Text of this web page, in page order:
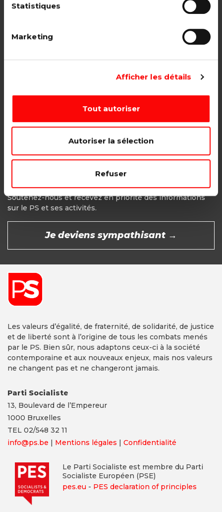
Statistiques
Marketing
Afficher les détails
Tout autoriser
Autoriser la sélection
Refuser
Adhésion étudiant, pensionné, en
CHOISIR →
Soutenez-nous et recevez en priorité des informations
sur le PS et ses activités.
Je deviens sympathisant →
Les valeurs d’égalité, de fraternité, de solidarité, de justice
et de liberté sont à l’origine de tous les combats menés
par le PS. Bien sûr, nous adaptons ceux-ci à la société
contemporaine et aux nouveaux enjeux, mais nos valeurs
ne changent pas et ne changeront jamais.
Parti Socialiste
13, Boulevard de l’Empereur
1000 Bruxelles
TEL 02/548 32 11
info@ps.be | Mentions légales | Confidentialité
Le Parti Socialiste est membre du Parti
Socialiste Européen (PSE)
pes.eu - PES declaration of principles